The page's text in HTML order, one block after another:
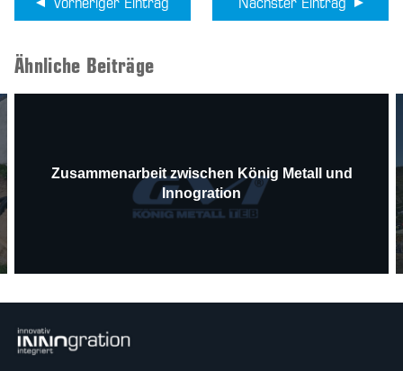
Vorheriger Eintrag Nächster Eintrag
Ähnliche Beiträge
Zusammenarbeit zwischen König Metall und
Innogration